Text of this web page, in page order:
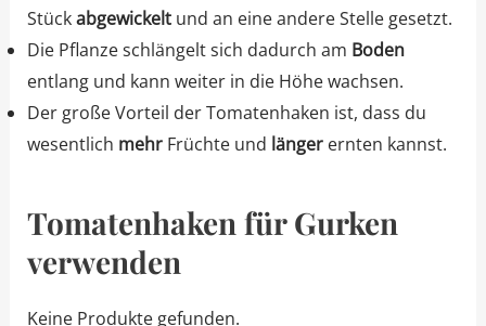
Stückabgewickelt und an eine andere Stelle gesetzt.
Die Pflanze schlängelt sich dadurch am Boden
entlang und kann weiter in die Höhe wachsen.
Der große Vorteil der Tomatenhaken ist, dass du
wesentlich mehr Früchte und länger ernten kannst.
Tomatenhaken für Gurken
verwenden
Keine Produkte gefunden.